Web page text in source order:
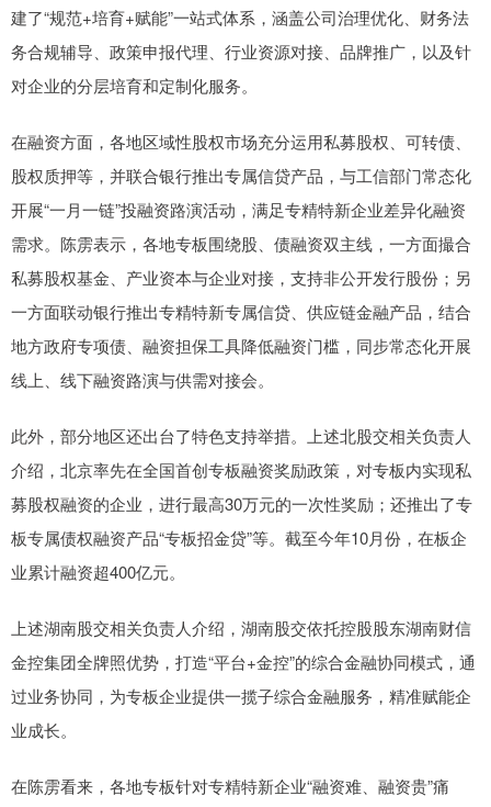
建了“规范+培育+赋能”一站式体系，涵盖公司治理优化、财务法
务合规辅导、政策申报代理、行业资源对接、品牌推广，以及针
对企业的分层培育和定制化服务。
在融资方面，各地区域性股权市场充分运用私募股权、可转债、
股权质押等，并联合银行推出专属信贷产品，与工信部门常态化
开展“一月一链”投融资路演活动，满足专精特新企业差异化融资
需求。陈雳表示，各地专板围绕股、债融资双主线，一方面撮合
私募股权基金、产业资本与企业对接，支持非公开发行股份；另
一方面联动银行推出专精特新专属信贷、供应链金融产品，结合
地方政府专项债、融资担保工具降低融资门槛，同步常态化开展
线上、线下融资路演与供需对接会。
此外，部分地区还出台了特色支持举措。上述北股交相关负责人
介绍，北京率先在全国首创专板融资奖励政策，对专板内实现私
募股权融资的企业，进行最高30万元的一次性奖励；还推出了专
板专属债权融资产品“专板招金贷”等。截至今年10月份，在板企
业累计融资超400亿元。
上述湖南股交相关负责人介绍，湖南股交依托控股股东湖南财信
金控集团全牌照优势，打造“平台+金控”的综合金融协同模式，通
过业务协同，为专板企业提供一揽子综合金融服务，精准赋能企
业成长。
在陈雳看来，各地专板针对专精特新企业“融资难、融资贵”痛